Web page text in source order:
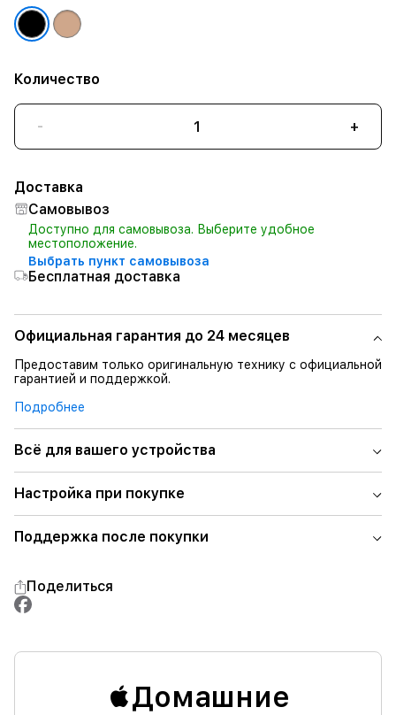
Количество
- +
Доставка
Самовывоз
Доступно для самовывоза. Выберите удобное
местоположение.
Выбрать пункт самовывоза
Бесплатная доставка
Официальная гарантия до 24 месяцев
Предоставим только оригинальную технику с официальной
гарантией и поддержкой.
Подробнее
Всё для вашего устройства
Настройка при покупке
Поддержка после покупки
Поделиться
Домашние